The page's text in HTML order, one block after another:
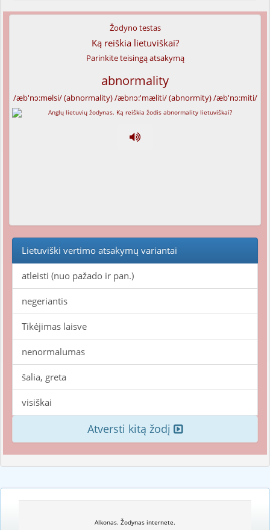
Žodyno testas
Ką reiškia lietuviškai?
Parinkite teisingą atsakymą
abnormality
/æb'nɔ:məlsi/ (abnormality) /æbnɔ:'mæliti/ (abnormity) /æb'nɔ:miti/
Lietuviški vertimo atsakymų variantai
atleisti (nuo pažado ir pan.)
negeriantis
Tikėjimas laisve
nenormalumas
šalia, greta
visiškai
Atversti kitą žodį
Alkonas. Žodynas internete.